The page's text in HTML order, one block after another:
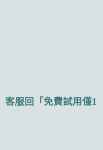
服回「免費試用僅1